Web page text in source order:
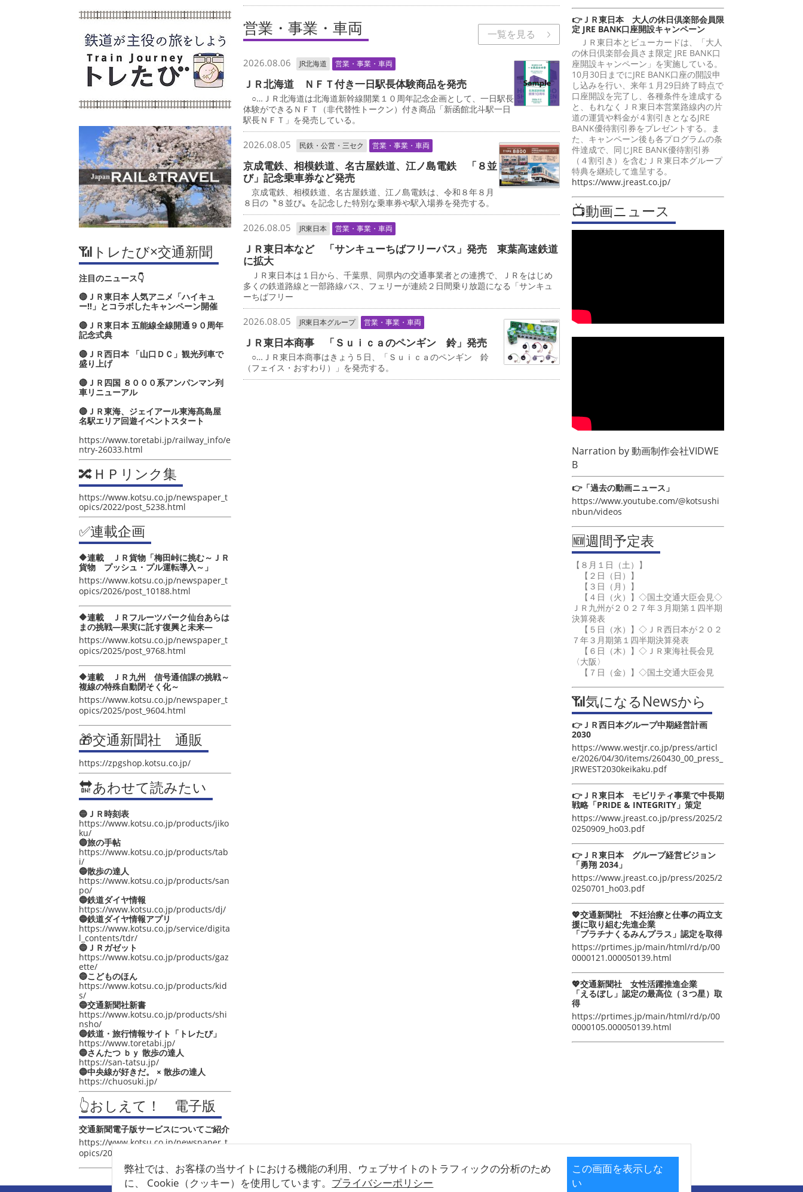
弊社では、お客様の当サイトにおける機能の利用、ウェブサイトのトラフィックの分析のため
に、 Cookie（クッキー）を使用しています。 プライバシーポリシー
この画面を表示しな
い
📶トレたび×交通新聞
注目のニュース👇
🔴ＪＲ東日本 人気アニメ「ハイキュ
ー‼」とコラボしたキャンペーン開催
🔴ＪＲ東日本 五能線全線開通９０周年
記念式典
🔴ＪＲ西日本 「山口ＤＣ」観光列車で
盛り上げ
🔴ＪＲ四国 ８０００系アンパンマン列
車リニューアル
🔴ＪＲ東海、ジェイアール東海髙島屋
名駅エリア回遊イベントスタート
https://www.toretabi.jp/railway_info/e
ntry-26033.html
🔀ＨＰリンク集
https://www.kotsu.co.jp/newspaper_t
opics/2022/post_5238.html
✅連載企画
🔶連載 ＪＲ貨物「梅田峠に挑む～ＪＲ
貨物 プッシュ・プル運転導入～」
https://www.kotsu.co.jp/newspaper_t
opics/2026/post_10188.html
🔶連載 ＪＲフルーツパーク仙台あらは
まの挑戦―果実に託す復興と未来―
https://www.kotsu.co.jp/newspaper_t
opics/2025/post_9768.html
🔶連載 ＪＲ九州 信号通信課の挑戦～
複線の特殊自動閉そく化～
https://www.kotsu.co.jp/newspaper_t
opics/2025/post_9604.html
🎁交通新聞社 通販
https://zpgshop.kotsu.co.jp/
🔛あわせて読みたい
🔵ＪＲ時刻表
https://www.kotsu.co.jp/products/jiko
ku/
🔵旅の手帖
https://www.kotsu.co.jp/products/tab
i/
🔵散歩の達人
https://www.kotsu.co.jp/products/san
po/
🔵鉄道ダイヤ情報
https://www.kotsu.co.jp/products/dj/
🔵鉄道ダイヤ情報アプリ
https://www.kotsu.co.jp/service/digita
l_contents/tdr/
🔵ＪＲガゼット
https://www.kotsu.co.jp/products/gaz
ette/
🔵こどものほん
https://www.kotsu.co.jp/products/kid
s/
🔵交通新聞社新書
https://www.kotsu.co.jp/products/shi
nsho/
🔵鉄道・旅行情報サイト「トレたび」
https://www.toretabi.jp/
🔵さんたつ ｂｙ 散歩の達人
https://san-tatsu.jp/
🔵中央線が好きだ。 × 散歩の達人
https://chuosuki.jp/
👆おしえて！ 電子版
交通新聞電子版サービスについてご紹介
https://www.kotsu.co.jp/newspaper_t
opics/2021/post_4048.html
営業・事業・車両 一覧を見る
2026.08.06 JR北海道 営業・事業・車両
ＪＲ北海道 ＮＦＴ付き一日駅長体験商品を発売
○…ＪＲ北海道は北海道新幹線開業１０周年記念企画として、一日駅長
体験ができるＮＦＴ（非代替性トークン）付き商品「新函館北斗駅一日
駅長ＮＦＴ」を発売している。
2026.08.05 民鉄・公営・三セク 営業・事業・車両
京成電鉄、相模鉄道、名古屋鉄道、江ノ島電鉄 「８並
び」記念乗車券など発売
京成電鉄、相模鉄道、名古屋鉄道、江ノ島電鉄は、令和８年８月
８日の〝８並び〟を記念した特別な乗車券や駅入場券を発売する。
2026.08.05 JR東日本 営業・事業・車両
ＪＲ東日本など 「サンキューちばフリーパス」発売 東葉高速鉄道
に拡大
ＪＲ東日本は１日から、千葉県、同県内の交通事業者との連携で、ＪＲをはじめ
多くの鉄道路線と一部路線バス、フェリーが連続２日間乗り放題になる「サンキュ
ーちばフリー
2026.08.05 JR東日本グループ 営業・事業・車両
ＪＲ東日本商事 「Ｓｕｉｃａのペンギン 鈴」発売
○…ＪＲ東日本商事はきょう５日、「Ｓｕｉｃａのペンギン 鈴
（フェイス・おすわり）」を発売する。
👉ＪＲ東日本 大人の休日倶楽部会員限
定 JRE BANK口座開設キャンペーン
ＪＲ東日本とビューカードは、「大人
の休日倶楽部会員さま限定 JRE BANK口
座開設キャンペーン」を実施している。
10月30日までにJRE BANK口座の開設申
し込みを行い、来年１月29日終了時点で
口座開設を完了し、各種条件を達成する
と、もれなくＪＲ東日本営業路線内の片
道の運賃や料金が４割引きとなるJRE
BANK優待割引券をプレゼントする。ま
た、キャンペーン後も各プログラムの条
件達成で、同じJRE BANK優待割引券
（４割引き）を含むＪＲ東日本グループ
特典を継続して進呈する。
https://www.jreast.co.jp/
📺動画ニュース
Narration by動画制作会社VIDWE
B
👉「過去の動画ニュース」
https://www.youtube.com/@kotsushi
nbun/videos
🆕週間予定表
【８月１日（土）】
【２日（日）】
【３日（月）】
【４日（火）】◇国土交通大臣会見◇
ＪＲ九州が２０２７年３月期第１四半期
決算発表
【５日（水）】◇ＪＲ西日本が２０２
７年３月期第１四半期決算発表
【６日（木）】◇ＪＲ東海社長会見
〈大阪〉
【７日（金）】◇国土交通大臣会見
📶気になるNewsから
👉ＪＲ西日本グループ中期経営計画
2030
https://www.westjr.co.jp/press/articl
e/2026/04/30/items/260430_00_press_
JRWEST2030keikaku.pdf
👉ＪＲ東日本 モビリティ事業で中長期
戦略「PRIDE & INTEGRITY」策定
https://www.jreast.co.jp/press/2025/2
0250909_ho03.pdf
👉ＪＲ東日本 グループ経営ビジョン
「勇翔 2034」
https://www.jreast.co.jp/press/2025/2
0250701_ho03.pdf
💖交通新聞社 不妊治療と仕事の両立支
援に取り組む先進企業
「プラチナくるみんプラス」認定を取得
https://prtimes.jp/main/html/rd/p/00
0000121.000050139.html
💖交通新聞社 女性活躍推進企業
「えるぼし」認定の最高位（３つ星）取
得
https://prtimes.jp/main/html/rd/p/00
0000105.000050139.html